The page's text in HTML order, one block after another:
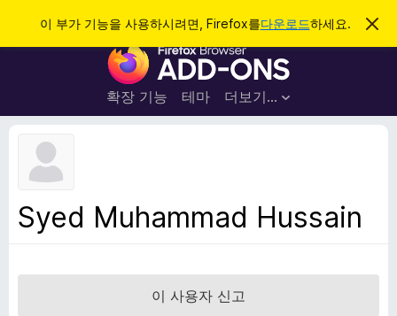
이 부가 기능을 사용하시려면, Firefox를다운로드하세요.
이
림
F
r
e
라
가
확장 기능 테마 더보기…
로그인
Syed Muhammad Hussain
이 사용자 신고